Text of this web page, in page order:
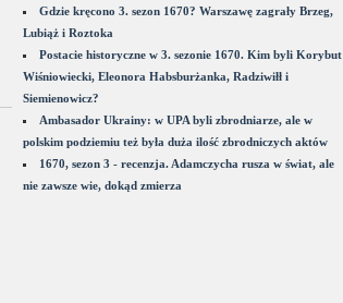
Gdzie kręcono 3. sezon 1670? Warszawę zagrały Brzeg,
Lubiąż i Roztoka
Postacie historyczne w 3. sezonie 1670. Kim byli Korybut
Wiśniowiecki, Eleonora Habsburżanka, Radziwiłł i
Siemienowicz?
Ambasador Ukrainy: w UPA byli zbrodniarze, ale w
polskim podziemiu też była duża ilość zbrodniczych aktów
1670, sezon 3 - recenzja. Adamczycha rusza w świat, ale
nie zawsze wie, dokąd zmierza